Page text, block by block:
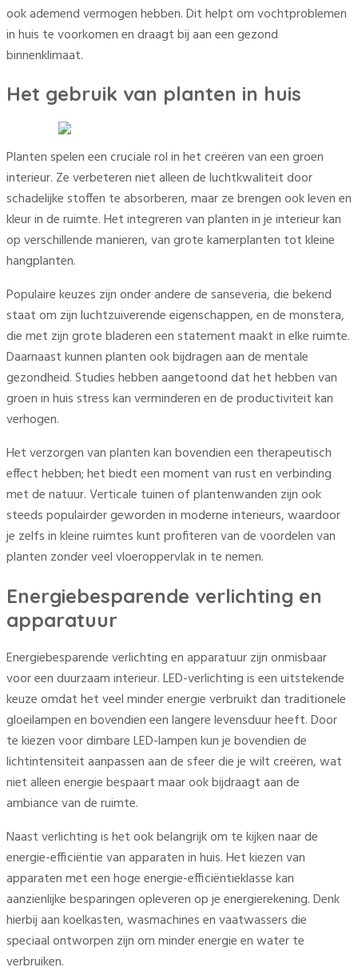
ook ademend vermogen hebben. Dit helpt om vochtproblemen
in huis te voorkomen en draagt bij aan een gezond
binnenklimaat.
Het gebruik van planten in huis
Planten spelen een cruciale rol in het creëren van een groen
interieur. Ze verbeteren niet alleen de luchtkwaliteit door
schadelijke stoffen te absorberen, maar ze brengen ook leven en
kleur in de ruimte. Het integreren van planten in je interieur kan
op verschillende manieren, van grote kamerplanten tot kleine
hangplanten.
Populaire keuzes zijn onder andere de sanseveria, die bekend
staat om zijn luchtzuiverende eigenschappen, en de monstera,
die met zijn grote bladeren een statement maakt in elke ruimte.
Daarnaast kunnen planten ook bijdragen aan de mentale
gezondheid. Studies hebben aangetoond dat het hebben van
groen in huis stress kan verminderen en de productiviteit kan
verhogen.
Het verzorgen van planten kan bovendien een therapeutisch
effect hebben; het biedt een moment van rust en verbinding
met de natuur. Verticale tuinen of plantenwanden zijn ook
steeds populairder geworden in moderne interieurs, waardoor
je zelfs in kleine ruimtes kunt profiteren van de voordelen van
planten zonder veel vloeroppervlak in te nemen.
Energiebesparende verlichting en
apparatuur
Energiebesparende verlichting en apparatuur zijn onmisbaar
voor een duurzaam interieur. LED-verlichting is een uitstekende
keuze omdat het veel minder energie verbruikt dan traditionele
gloeilampen en bovendien een langere levensduur heeft. Door
te kiezen voor dimbare LED-lampen kun je bovendien de
lichtintensiteit aanpassen aan de sfeer die je wilt creëren, wat
niet alleen energie bespaart maar ook bijdraagt aan de
ambiance van de ruimte.
Naast verlichting is het ook belangrijk om te kijken naar de
energie-efficiëntie van apparaten in huis. Het kiezen van
apparaten met een hoge energie-efficiëntieklasse kan
aanzienlijke besparingen opleveren op je energierekening. Denk
hierbij aan koelkasten, wasmachines en vaatwassers die
speciaal ontworpen zijn om minder energie en water te
verbruiken.